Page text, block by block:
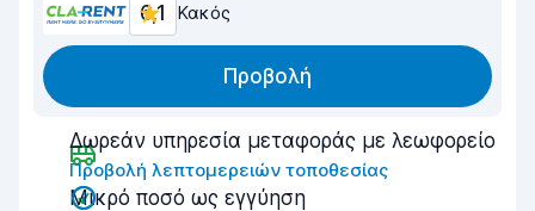
6,1 Κακός
Προβολή
Δωρεάν υπηρεσία μεταφοράς με λεωφορείο
Προβολή λεπτομερειών τοποθεσίας
Μικρό ποσό ως εγγύηση